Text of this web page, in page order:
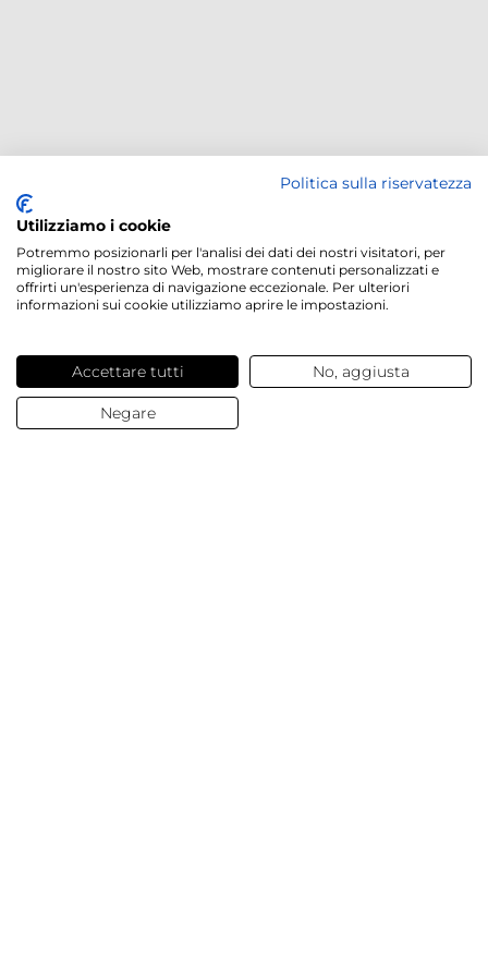
Politica sulla riservatezza
Utilizziamo i cookie
Potremmo posizionarli per l'analisi dei dati dei nostri visitatori, per
migliorare il nostro sito Web, mostrare contenuti personalizzati e
offrirti un'esperienza di navigazione eccezionale. Per ulteriori
informazioni sui cookie utilizziamo aprire le impostazioni.
Accettare tutti No, aggiusta
Negare